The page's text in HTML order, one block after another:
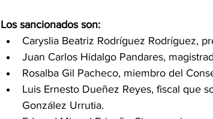
Los sancionados son:
Caryslia Beatriz Rodríguez Rodríguez,
Juan Carlos Hidalgo Pandares,
Rosalba Gil Pacheco, miembro del
Luis Ernesto Dueñez Reyes, fiscal que
González Urrutia.